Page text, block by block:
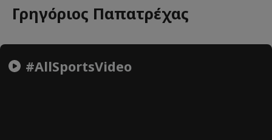
Γρηγόριος Παπατρέχας
#AllSportsVideo